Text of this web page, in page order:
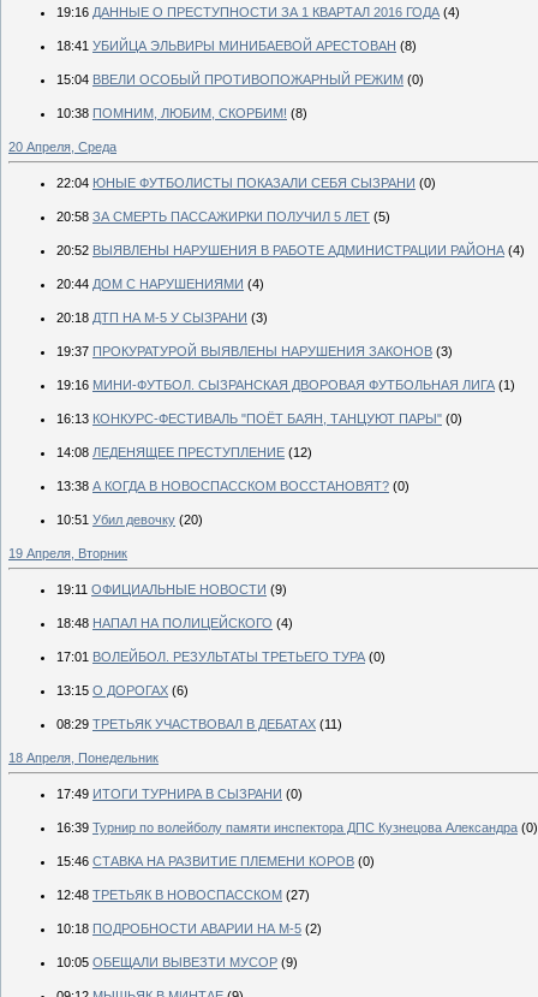
19:16 ДАННЫЕ О ПРЕСТУПНОСТИ ЗА 1 КВАРТАЛ 2016 ГОДА (4)
18:41 УБИЙЦА ЭЛЬВИРЫ МИНИБАЕВОЙ АРЕСТОВАН (8)
15:04 ВВЕЛИ ОСОБЫЙ ПРОТИВОПОЖАРНЫЙ РЕЖИМ (0)
10:38 ПОМНИМ, ЛЮБИМ, СКОРБИМ! (8)
20 Апреля, Среда
22:04 ЮНЫЕ ФУТБОЛИСТЫ ПОКАЗАЛИ СЕБЯ СЫЗРАНИ (0)
20:58 ЗА СМЕРТЬ ПАССАЖИРКИ ПОЛУЧИЛ 5 ЛЕТ (5)
20:52 ВЫЯВЛЕНЫ НАРУШЕНИЯ В РАБОТЕ АДМИНИСТРАЦИИ РАЙОНА (4)
20:44 ДОМ С НАРУШЕНИЯМИ (4)
20:18 ДТП НА М-5 У СЫЗРАНИ (3)
19:37 ПРОКУРАТУРОЙ ВЫЯВЛЕНЫ НАРУШЕНИЯ ЗАКОНОВ (3)
19:16 МИНИ-ФУТБОЛ. СЫЗРАНСКАЯ ДВОРОВАЯ ФУТБОЛЬНАЯ ЛИГА (1)
16:13 КОНКУРС-ФЕСТИВАЛЬ "ПОЁТ БАЯН, ТАНЦУЮТ ПАРЫ" (0)
14:08 ЛЕДЕНЯЩЕЕ ПРЕСТУПЛЕНИЕ (12)
13:38 А КОГДА В НОВОСПАССКОМ ВОССТАНОВЯТ? (0)
10:51 Убил девочку (20)
19 Апреля, Вторник
19:11 ОФИЦИАЛЬНЫЕ НОВОСТИ (9)
18:48 НАПАЛ НА ПОЛИЦЕЙСКОГО (4)
17:01 ВОЛЕЙБОЛ. РЕЗУЛЬТАТЫ ТРЕТЬЕГО ТУРА (0)
13:15 О ДОРОГАХ (6)
08:29 ТРЕТЬЯК УЧАСТВОВАЛ В ДЕБАТАХ (11)
18 Апреля, Понедельник
17:49 ИТОГИ ТУРНИРА В СЫЗРАНИ (0)
16:39 Турнир по волейболу памяти инспектора ДПС Кузнецова Александра (0)
15:46 СТАВКА НА РАЗВИТИЕ ПЛЕМЕНИ КОРОВ (0)
12:48 ТРЕТЬЯК В НОВОСПАССКОМ (27)
10:18 ПОДРОБНОСТИ АВАРИИ НА М-5 (2)
10:05 ОБЕЩАЛИ ВЫВЕЗТИ МУСОР (9)